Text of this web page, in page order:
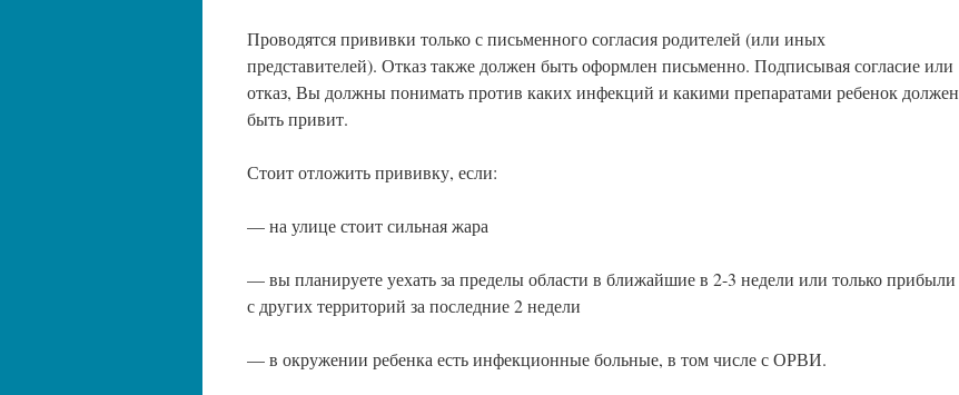
Проводятся прививки только с письменного согласия родителей (или иных
представителей). Отказ также должен быть оформлен письменно. Подписывая согласие или
отказ, Вы должны понимать против каких инфекций и какими препаратами ребенок должен
быть привит.
Стоит отложить прививку, если:
— на улице стоит сильная жара
— вы планируете уехать за пределы области в ближайшие в 2-3 недели или только прибыли
с других территорий за последние 2 недели
— в окружении ребенка есть инфекционные больные, в том числе с ОРВИ.